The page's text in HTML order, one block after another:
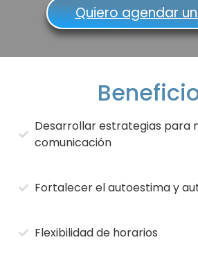
Quiero agendar
Desarrollar estrategias para
comunicación
Fortalecer el autoestima y
Flexibilidad de horarios